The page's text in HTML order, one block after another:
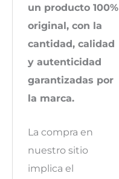
un producto 100%
original, con la
cantidad, calidad
y autenticidad
garantizadas por
la marca.
La compra en
nuestro sitio
implica el